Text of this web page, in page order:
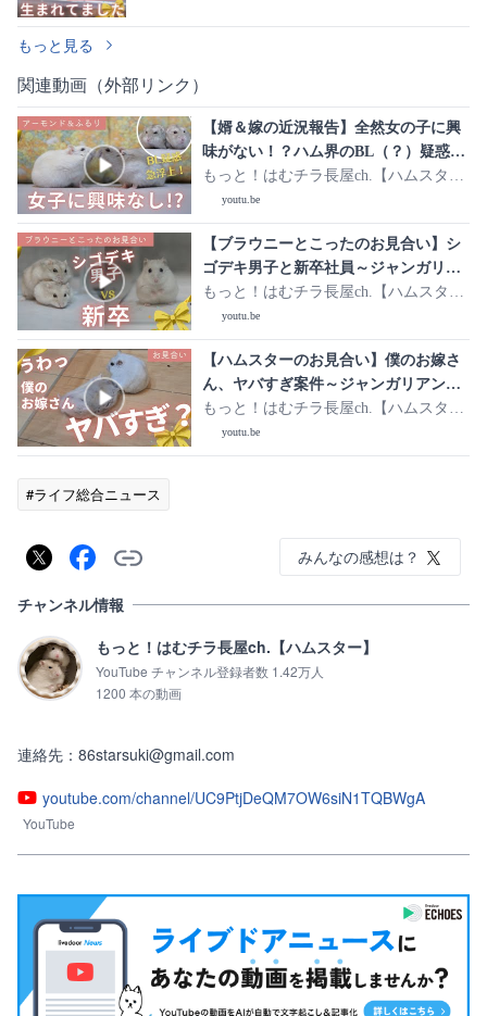
もっと見る
関連動画（外部リンク）
【婿＆嫁の近況報告】全然女の子に興
味がない！？ハム界のBL（？）疑惑が
急浮上。ガーリック臭はダメですか？
もっと！はむチラ長屋ch.【ハムスタ
ー】youtu.be
【ブラウニーとこったのお見合い】シ
ゴデキ男子と新卒社員～ジャンガリア
ンハムスター
もっと！はむチラ長屋ch.【ハムスタ
ー】youtu.be
【ハムスターのお見合い】僕のお嫁さ
ん、ヤバすぎ案件～ジャンガリアンハ
ムスター
もっと！はむチラ長屋ch.【ハムスタ
ー】youtu.be
#ライフ総合ニュース
みんなの感想は？
チャンネル情報
もっと！はむチラ長屋ch.【ハムスター】
YouTube チャンネル登録者数 1.42万人
1200 本の動画
連絡先：86starsuki@gmail.com
youtube.com/channel/UC9PtjDeQM7OW6siN1TQBWgA
YouTube